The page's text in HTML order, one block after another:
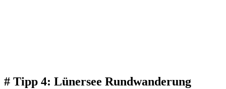
# Tipp 4: Lünersee Rundwanderung